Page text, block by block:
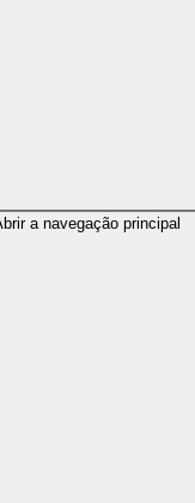
a navegação principal